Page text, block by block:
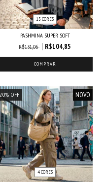
15 CORES
PASHMINA SUPER SOFT
R$131,06
R$104,85
COMPRAR
20% OFF NOVO
4 CORES